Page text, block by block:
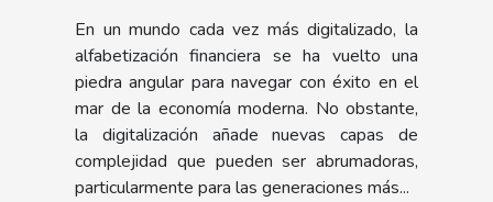
En un mundo cada vez más digitalizado, la
alfabetización financiera se ha vuelto una
piedra angular para navegar con éxito en el
mar de la economía moderna. No obstante,
la digitalización añade nuevas capas de
complejidad que pueden ser abrumadoras,
particularmente para las generaciones más...